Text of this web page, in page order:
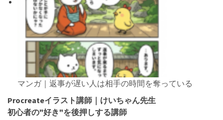
マンガ｜返事が遅い人は相手の時間を奪っている
Procreateイラスト講師｜けいちゃん先生
初心者の"好き"を後押しする講師